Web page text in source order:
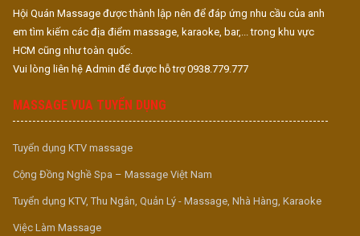
Hội Quán Massage được thành lập nên để đáp ứng nhu cầu của anh
em tìm kiếm các địa điểm massage, karaoke, bar,... trong khu vực
HCM cũng như toàn quốc.
Vui lòng liên hệ Admin để được hỗ trợ 0938.779.777
MASSAGE VUA TUYỂN DỤNG
Tuyển dụng KTV massage
Cộng Đồng Nghề Spa – Massage Việt Nam
Tuyển dụng KTV, Thu Ngân, Quản Lý - Massage, Nhà Hàng, Karaoke
Việc Làm Massage